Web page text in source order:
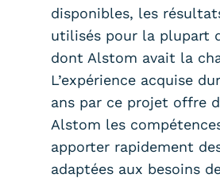
disponibles, les
utilisés pour la plupart
dont Alstom avait la
L’expérience acquise
ans par ce projet offre
Alstom les
apporter rapidement
adaptées aux besoins